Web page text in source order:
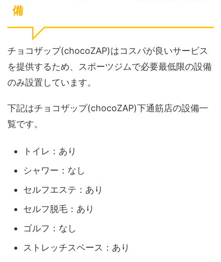
備
チョコザップ(chocoZAP)はコスパが良いサービス
を提供するため、スポーツジムで必要最低限の設備
のみ設置しています。
下記はチョコザップ(chocoZAP)下通筋店の設備一
覧です。
トイレ：あり
シャワー：なし
セルフエステ：あり
セルフ脱毛：あり
ゴルフ：なし
ストレッチスペース：あり